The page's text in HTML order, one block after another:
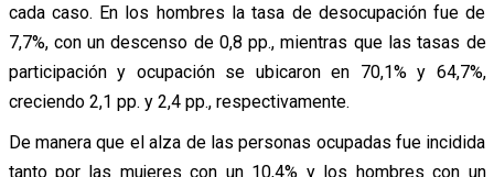
cada caso. En los hombres la tasa de desocupación fue de
7,7%, con un descenso de 0,8 pp., mientras que las tasas de
participación y ocupación se ubicaron en 70,1% y 64,7%,
creciendo 2,1 pp. y 2,4 pp., respectivamente.
De manera que el alza de las personas ocupadas fue incidida
tanto por las mujeres con un 10,4% y los hombres con un